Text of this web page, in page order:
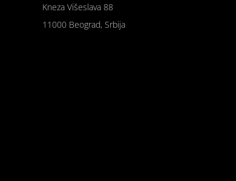
Kneza Višeslava 88
11000 Beograd, Srbija